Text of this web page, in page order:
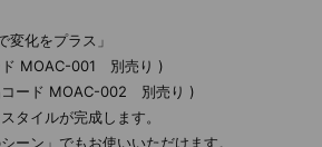
化をプラス」
ド MOAC-001 別売り )
コード MOAC-002 別売り )
タイルが完成します。
ーン」でもお使いいただけます。